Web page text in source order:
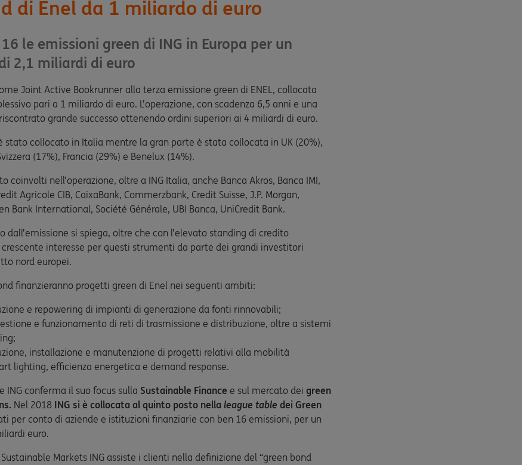
di Enel da 1 miliardo di euro
le emissioni green di ING in Europa per un
2,1 miliardi di euro
Joint Active Bookrunner alla terza emissione green di ENEL, collocata
pari a 1 miliardo di euro. L’operazione, con scadenza 6,5 anni e una
grande successo ottenendo ordini superiori ai 4 miliardi di euro.
stato collocato in Italia mentre la gran parte è stata collocata in UK (20%),
(17%), Francia (29%) e Benelux (14%).
coinvolti nell’operazione, oltre a ING Italia, anche Banca Akros, Banca IMI,
Agricole CIB, CaixaBank, Commerzbank, Credit Suisse, J.P. Morgan,
Bank International, Société Générale, UBI Banca, UniCredit Bank.
dall’emissione si spiega, oltre che con l’elevato standing di credito
interesse per questi strumenti da parte dei grandi investitori
nord europei.
finanzieranno progetti green di Enel nei seguenti ambiti:
e repowering di impianti di generazione da fonti rinnovabili;
e funzionamento di reti di trasmissione e distribuzione, oltre a sistemi
installazione e manutenzione di progetti relativi alla mobilità
lighting, efficienza energetica e demand response.
ING conferma il suo focus sulla Sustainable Finance e sul mercato dei green
Nel 2018 ING si è collocata al quinto posto nella league table dei Green
per conto di aziende e istituzioni finanziarie con ben 16 emissioni, per un
euro.
Markets ING assiste i clienti nella definizione del “green bond